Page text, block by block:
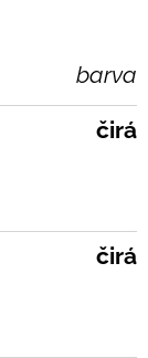
barva
čirá
čirá